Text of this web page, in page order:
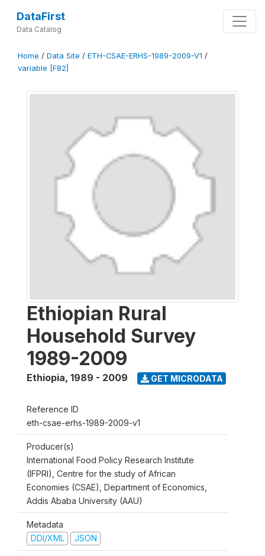
DataFirst
Data Catalog
Home / Data Site / ETH-CSAE-ERHS-1989-2009-V1 /
variable [F82]
Ethiopian Rural
Household Survey
1989-2009
Ethiopia, 1989 - 2009 GET MICRODATA
Reference ID
eth-csae-erhs-1989-2009-v1
Producer(s)
International Food Policy Research Institute
(IFPRI), Centre for the study of African
Economies (CSAE), Department of Economics,
Addis Ababa University (AAU)
Metadata
DDI/XML
JSON